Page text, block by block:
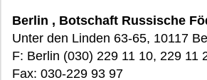
Berlin , Botschaft Russische
Unter den Linden 63-65, 10117
F: Berlin (030) 229 11 10, 229 11
Fax: 030-229 93 97